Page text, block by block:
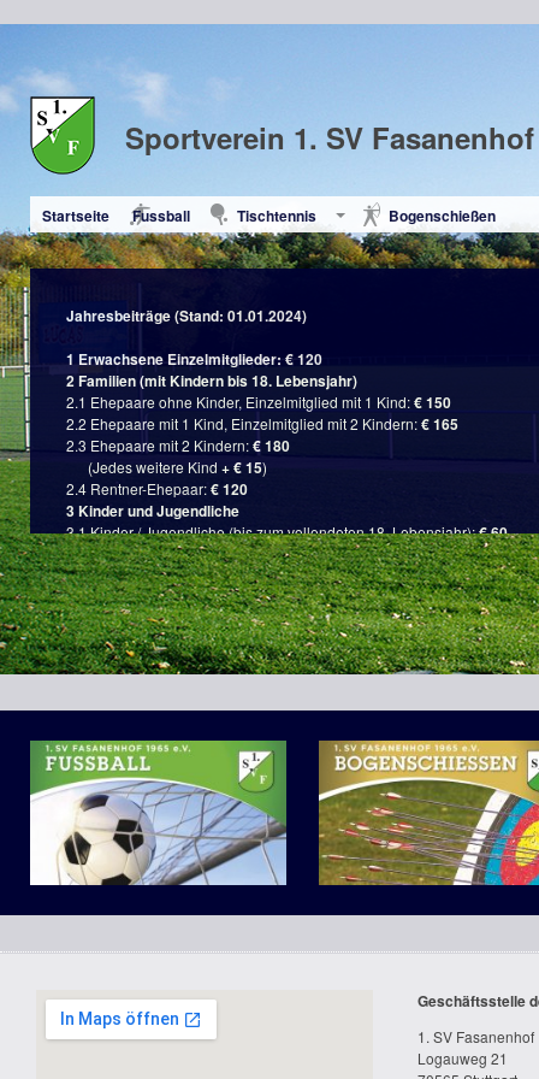
Sportverein 1. SV Fasanenhof
Startseite Fussball Tischtennis Bogenschießen
Jahresbeiträge (Stand: 01.01.2024)
1 Erwachsene Einzelmitglieder: € 120
2 Familien (mit Kindern bis 18. Lebensjahr)
2.1 Ehepaare ohne Kinder, Einzelmitglied mit 1 Kind:€ 150
2.2 Ehepaare mit 1 Kind, Einzelmitglied mit 2 Kindern:€ 165
2.3 Ehepaare mit 2 Kindern:€ 180
(Jedes weitere Kind + € 15)
2.4 Rentner-Ehepaar:€ 120
3 Kinder und Jugendliche
3.1 Kinder / Jugendliche (bis zum vollendeten 18. Lebensjahr):€ 60
3.2 Zweites Familienmitglied bis zum vollendeten 18. Lebensjahr:€ 30
3.3 Jedes weitere Familienmitglied bis zum vollendeten 18. Lebensjahr:
4 Schüler, Studenten, Azubis, Behinderte (Grad >50%) (auf Antrag): €
5 Wehr- und Zivildienstleistende (auf Antrag): € 60
6 Rentner (unter 65. Lebensjahr auf Antrag): € 60
7 Passive Mitglieder (auf Antrag): € 90
€ 24
Bearbeitungsgebühr für Mitglieder, die keine Einzugsermächtigung
Bei Eintritt nach dem 01.01. des Eintrittsjahres wird der Beitrag anteilig
Mail:mitgliederverwaltung@sv-fasanenhof.de
Postanschrift:1. SV Fasanenhof · 70565 Stuttgart · Logauweg 21 ·
Bankverbindung:Stuttgarter Volksbank eG IBAN: DE54 6009 0100
Geschäftsstelle
1. SV Fasanenhof
Logauweg 21